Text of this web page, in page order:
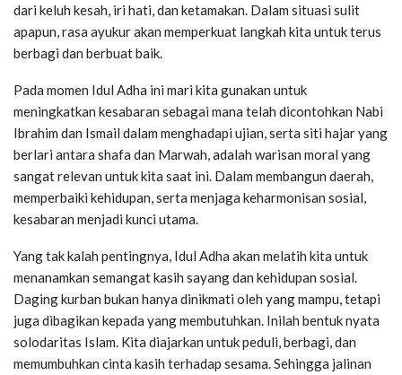
dari keluh kesah, iri hati, dan ketamakan. Dalam situasi sulit
apapun, rasa ayukur akan memperkuat langkah kita untuk terus
berbagi dan berbuat baik.
Pada momen Idul Adha ini mari kita gunakan untuk
meningkatkan kesabaran sebagai mana telah dicontohkan Nabi
Ibrahim dan Ismail dalam menghadapi ujian, serta siti hajar yang
berlari antara shafa dan Marwah, adalah warisan moral yang
sangat relevan untuk kita saat ini. Dalam membangun daerah,
memperbaiki kehidupan, serta menjaga keharmonisan sosial,
kesabaran menjadi kunci utama.
Yang tak kalah pentingnya, Idul Adha akan melatih kita untuk
menanamkan semangat kasih sayang dan kehidupan sosial.
Daging kurban bukan hanya dinikmati oleh yang mampu, tetapi
juga dibagikan kepada yang membutuhkan. Inilah bentuk nyata
solodaritas Islam. Kita diajarkan untuk peduli, berbagi, dan
memumbuhkan cinta kasih terhadap sesama. Sehingga jalinan